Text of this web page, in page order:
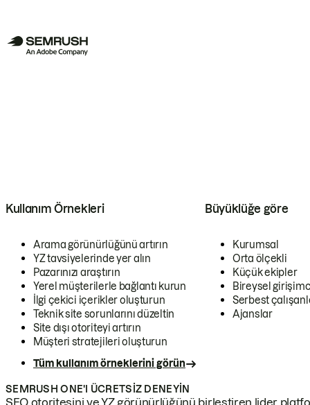
Kullanım Örnekleri
Arama görünürlüğünü artırın
YZ tavsiyelerinde yer alın
Pazarınızı araştırın
Yerel müşterilerle bağlantı kurun
İlgi çekici içerikler oluşturun
Teknik site sorunlarını düzeltin
Site dışı otoriteyi artırın
Müşteri stratejileri oluşturun
Tüm kullanım örneklerini görün
Büyüklüğe göre
Kurumsal
Orta ölçekli
Küçük ekipler
Bireysel
Serbest
Ajanslar
SEMRUSH ONE'I ÜCRETSIZ DENEYIN
SEO otoritesini ve YZ görünürlüğünü birleştiren lider